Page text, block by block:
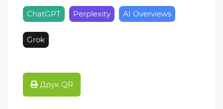
ChatGPT
Perplexity AI Overviews
Grok
Друк QR